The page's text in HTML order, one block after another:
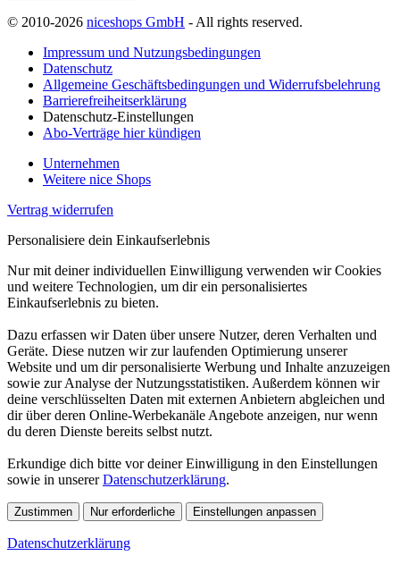
© 2010-2026 niceshops GmbH - All rights reserved.
Impressum und Nutzungsbedingungen
Datenschutz
Allgemeine Geschäftsbedingungen und Widerrufsbelehrung
Barrierefreiheitserklärung
Datenschutz-Einstellungen
Abo-Verträge hier kündigen
Unternehmen
Weitere nice Shops
Vertrag widerrufen
Personalisiere dein Einkaufserlebnis
Nur mit deiner individuellen Einwilligung verwenden wir Cookies
und weitere Technologien, um dir ein personalisiertes
Einkaufserlebnis zu bieten.
Dazu erfassen wir Daten über unsere Nutzer, deren Verhalten und
Geräte. Diese nutzen wir zur laufenden Optimierung unserer
Website und um dir personalisierte Werbung und Inhalte anzuzeigen
sowie zur Analyse der Nutzungsstatistiken. Außerdem können wir
deine verschlüsselten Daten mit externen Anbietern abgleichen und
dir über deren Online-Werbekanäle Angebote anzeigen, nur wenn
du deren Dienste bereits selbst nutzt.
Erkundige dich bitte vor deiner Einwilligung in den Einstellungen
sowie in unsererDatenschutzerklärung.
Zustimmen Nur erforderliche Einstellungen anpassen
Datenschutzerklärung